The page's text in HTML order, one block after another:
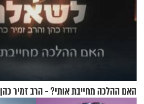
האם ההלכה מחייבת אותי? - הרב זמיר כהן